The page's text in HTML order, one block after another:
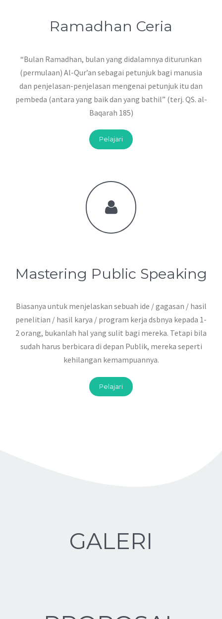
Ramadhan Ceria
“Bulan Ramadhan, bulan yang didalamnya diturunkan
(permulaan) Al-Qur’an sebagai petunjuk bagi manusia
dan penjelasan-penjelasan mengenai petunjuk itu dan
pembeda (antara yang baik dan yang bathil” (terj. QS. al-
Baqarah 185)
Pelajari
Mastering Public Speaking
Biasanya untuk menjelaskan sebuah ide / gagasan / hasil
penelitian / hasil karya / program kerja dsbnya kepada 1-
2 orang, bukanlah hal yang sulit bagi mereka. Tetapi bila
sudah harus berbicara di depan Publik, mereka seperti
kehilangan kemampuannya.
Pelajari
GALERI